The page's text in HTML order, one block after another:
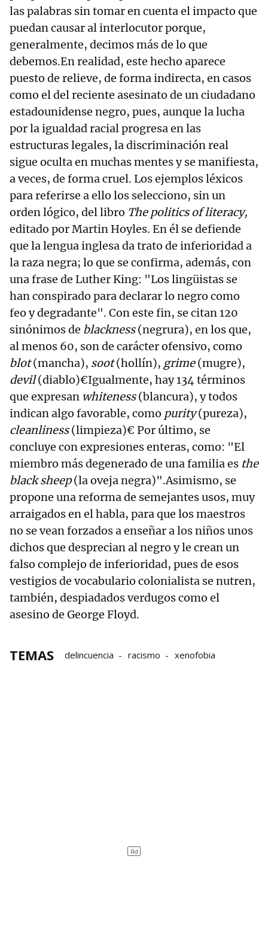
las palabras sin tomar en cuenta el impacto que
puedan causar al interlocutor porque,
generalmente, decimos más de lo que
debemos.En realidad, este hecho aparece
puesto de relieve, de forma indirecta, en casos
como el del reciente asesinato de un ciudadano
estadounidense negro, pues, aunque la lucha
por la igualdad racial progresa en las
estructuras legales, la discriminación real
sigue oculta en muchas mentes y se manifiesta,
a veces, de forma cruel. Los ejemplos léxicos
para referirse a ello los selecciono, sin un
orden lógico, del libro The politics of literacy,
editado por Martin Hoyles. En él se defiende
que la lengua inglesa da trato de inferioridad a
la raza negra; lo que se confirma, además, con
una frase de Luther King: "Los lingüistas se
han conspirado para declarar lo negro como
feo y degradante". Con este fin, se citan 120
sinónimos de blackness(negrura), en los que,
al menos 60, son de carácter ofensivo, como
blot(mancha), soot(hollín), grime(mugre),
devil(diablo)€Igualmente, hay 134 términos
que expresan whiteness(blancura), y todos
indican algo favorable, como purity(pureza),
cleanliness(limpieza)€ Por último, se
concluye con expresiones enteras, como: "El
miembro más degenerado de una familia es the
black sheep(la oveja negra)".Asimismo, se
propone una reforma de semejantes usos, muy
arraigados en el habla, para que los maestros
no se vean forzados a enseñar a los niños unos
dichos que desprecian al negro y le crean un
falso complejo de inferioridad, pues de esos
vestigios de vocabulario colonialista se nutren,
también, despiadados verdugos como el
asesino de George Floyd.
TEMAS delincuencia racismo xenofobia